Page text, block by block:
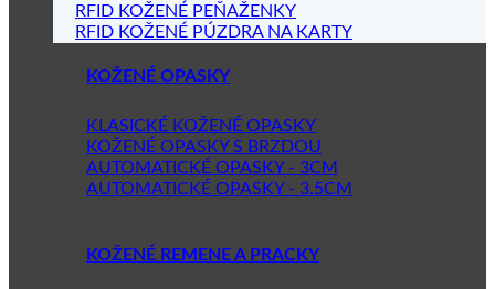
RFID KOŽENÉ PEŇAŽENKY
RFID KOŽENÉ PÚZDRA NA KARTY
KOŽENÉ OPASKY
KLASICKÉ KOŽENÉ OPASKY
KOŽENÉ OPASKY S BRZDOU
AUTOMATICKÉ OPASKY - 3CM
AUTOMATICKÉ OPASKY - 3.5CM
KOŽENÉ REMENE A PRACKY